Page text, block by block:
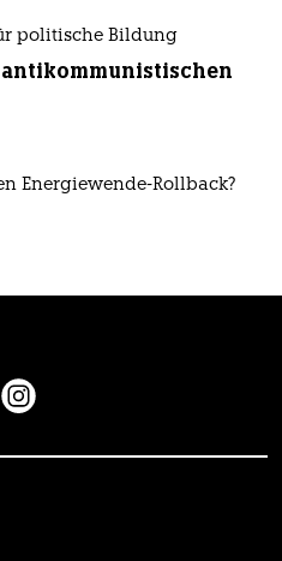
politische Bildung
Energiewende-Rollback?